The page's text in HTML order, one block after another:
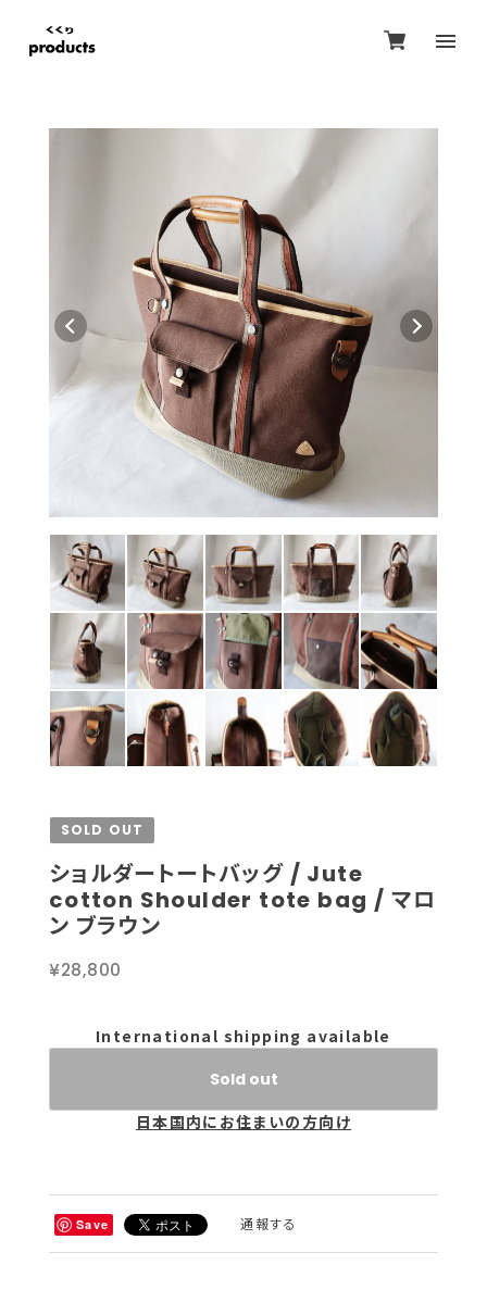
SOLD OUT
ショルダートートバッグ / Jute
cotton Shoulder tote bag / マロ
ン ブラウン
¥28,800
International shipping available
Sold out
日本国内にお住まいの方向け
Save 通報する